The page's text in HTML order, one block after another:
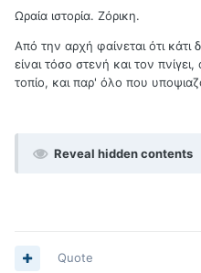
Ωραία ιστορία. Ζόρικη.
Από την αρχή φαίνεται ότι
είναι τόσο στενή και τον
τοπίο, και παρ' όλο που
Reveal hidden contents
Quote